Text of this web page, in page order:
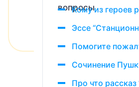
Кому из героев
Эссе
Помогите
Сочинение
Про что